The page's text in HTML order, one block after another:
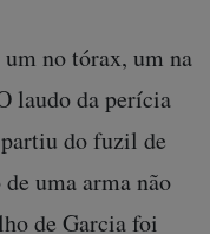
no tórax, um na
laudo da perícia
do fuzil de
uma arma não
de Garcia foi